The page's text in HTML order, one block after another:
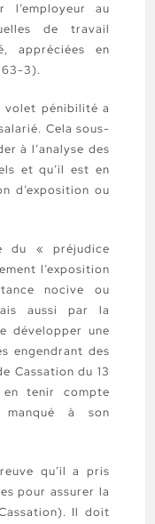
l’employeur au
de travail
appréciées en
3).
pénibilité a
Cela sous-
à l’analyse des
et qu’il est en
d’exposition ou
du « préjudice
l’exposition
nocive ou
aussi par la
développer une
engendrant des
Cassation du 13
tenir compte
manqué à son
qu’il a pris
pour assurer la
Il doit